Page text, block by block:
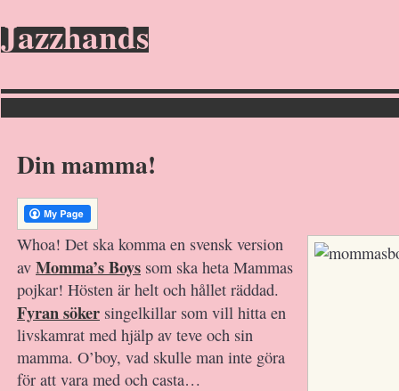
Jazzhands
Din mamma!
Whoa! Det ska komma en svensk version
av Momma’s Boys som ska heta Mammas
pojkar! Hösten är helt och hållet räddad.
Fyran söker singelkillar som vill hitta en
livskamrat med hjälp av teve och sin
mamma. O’boy, vad skulle man inte göra
för att vara med och casta…